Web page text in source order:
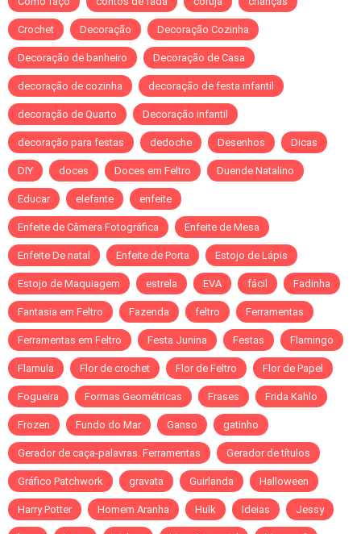
Crochet Decoração Decoração Cozinha
Decoração de banheiro Decoração de Casa
decoração de cozinha decoração de festa infantil
decoração de Quarto Decoração infantil
decoração para festas dedoche Desenhos Dicas
DIY doces Doces em Feltro Duende Natalino
Educar elefante enfeite
Enfeite de Câmera Fotográfica Enfeite de Mesa
Enfeite De natal Enfeite de Porta Estojo de Lápis
Estojo de Maquiagem estrela EVA fácil Fadinha
Fantasia em Feltro Fazenda feltro Ferramentas
Ferramentas em Feltro Festa Junina Festas Flamingo
Flamula Flor de crochet Flor de Feltro Flor de Papel
Fogueira Formas Geométricas Frases Frida Kahlo
Frozen Fundo do Mar Ganso gatinho
Gerador de caça-palavras. Ferramentas Gerador de títulos
Gráfico Patchwork gravata Guirlanda Halloween
Harry Potter Homem Aranha Hulk Ideias Jessy